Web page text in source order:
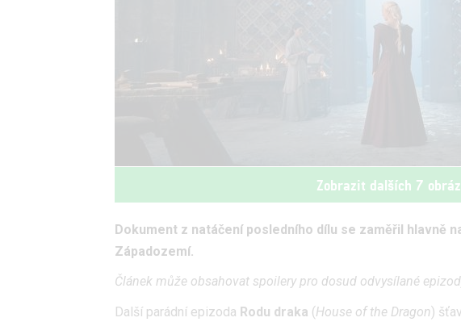
Zobrazit dalších 7
Dokument z natáčení posledního dílu se zaměřil hlavně
Západozemí.
Článek může obsahovat spoilery pro dosud odvysílané
Další parádní epizoda Rodu draka (House of the Dragon)